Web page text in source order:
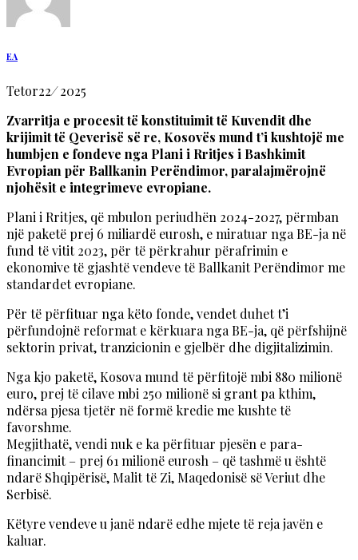
EA
Tetor22/2025
Zvarritja e procesit të konstituimit të Kuvendit dhe
krijimit të Qeverisë së re, Kosovës mund t’i kushtojë me
humbjen e fondeve nga Plani i Rritjes i Bashkimit
Evropian për Ballkanin Perëndimor, paralajmërojnë
njohësit e integrimeve evropiane.
Plani i Rritjes, që mbulon periudhën 2024-2027, përmban
një paketë prej 6 miliardë eurosh, e miratuar nga BE-ja në
fund të vitit 2023, për të përkrahur përafrimin e
ekonomive të gjashtë vendeve të Ballkanit Perëndimor me
standardet evropiane.
Për të përfituar nga këto fonde, vendet duhet t’i
përfundojnë reformat e kërkuara nga BE-ja, që përfshijnë
sektorin privat, tranzicionin e gjelbër dhe digjitalizimin.
Nga kjo paketë, Kosova mund të përfitojë mbi 880 milionë
euro, prej të cilave mbi 250 milionë si grant pa kthim,
ndërsa pjesa tjetër në formë kredie me kushte të
favorshme.
Megjithatë, vendi nuk e ka përfituar pjesën e para-
financimit – prej 61 milionë eurosh – që tashmë u është
ndarë Shqipërisë, Malit të Zi, Maqedonisë së Veriut dhe
Serbisë.
Këtyre vendeve u janë ndarë edhe mjete të reja javën e
kaluar.